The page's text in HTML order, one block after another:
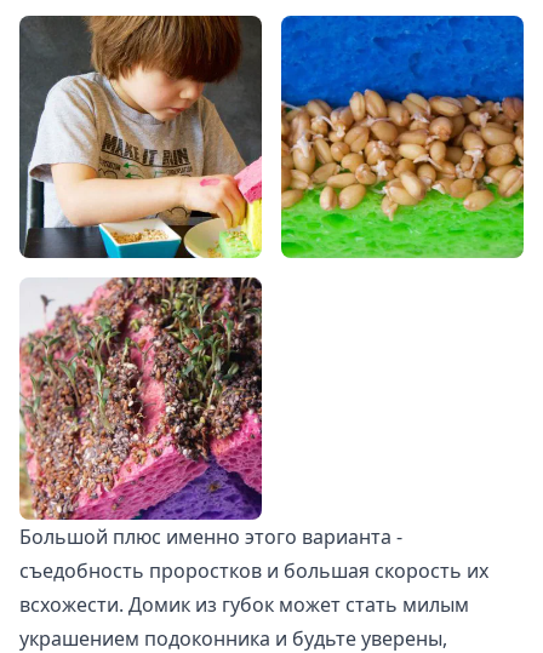
Большой плюс именно этого варианта -
съедобность проростков и большая скорость их
всхожести. Домик из губок может стать милым
украшением подоконника и будьте уверены,